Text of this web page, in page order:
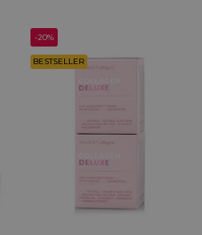
-20%
BESTSELLER